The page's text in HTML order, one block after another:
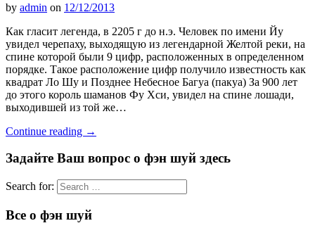
by admin on 12/12/2013
Как гласит легенда, в 2205 г до н.э. Человек по имени Йу
увидел черепаху, выходящую из легендарной Желтой реки, на
спине которой были 9 цифр, расположенных в определенном
порядке. Такое расположение цифр получило известность как
квадрат Ло Шу и Позднее Небесное Багуа (пакуа) За 900 лет
до этого король шаманов Фу Хси, увидел на спине лошади,
выходившей из той же…
Continue reading →
Задайте Ваш вопрос о фэн шуй здесь
Search for:
Все о фэн шуй